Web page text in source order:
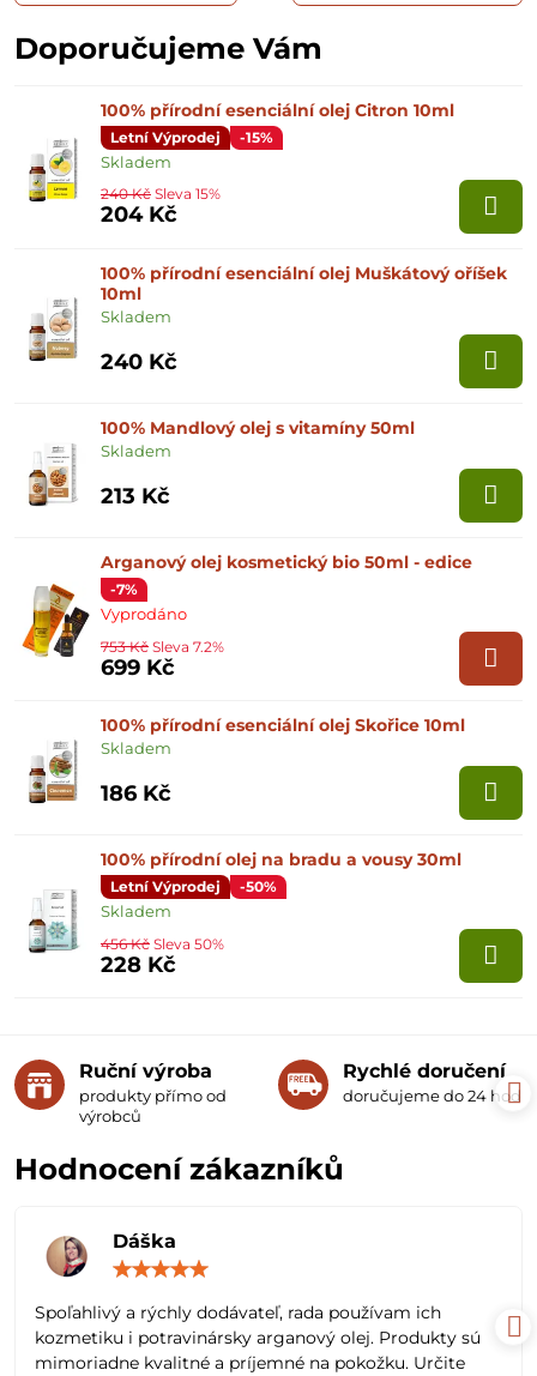
Doporučujeme Vám
100% přírodní esenciální olej Citron 10ml
Letní Výprodej -15%
Skladem
204 Kč
240 Kč Sleva 15%
100% přírodní esenciální olej Muškátový oříšek
10ml
Skladem
240 Kč
100% Mandlový olej s vitamíny 50ml
Skladem
213 Kč
Arganový olej kosmetický bio 50ml - edice
-7%
Vyprodáno
699 Kč
753 Kč Sleva 7.2%
100% přírodní esenciální olej Skořice 10ml
Skladem
186 Kč
100% přírodní olej na bradu a vousy 30ml
Letní Výprodej -50%
Skladem
228 Kč
456 Kč Sleva 50%
Ruční výroba
produkty přímo od
výrobců
Rychlé doručení
doručujeme do 24 hodin
Hodnocení zákazníků
Dáška
5
Spoľahlivý a rýchly dodávateľ, rada používam ich
kozmetiku i potravinársky arganový olej. Produkty sú
mimoriadne kvalitné a príjemné na pokožku. Určite